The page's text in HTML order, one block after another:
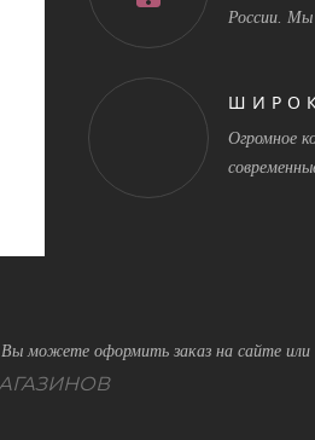
России. Мы
Огромное
можете оформить заказ на сайте или